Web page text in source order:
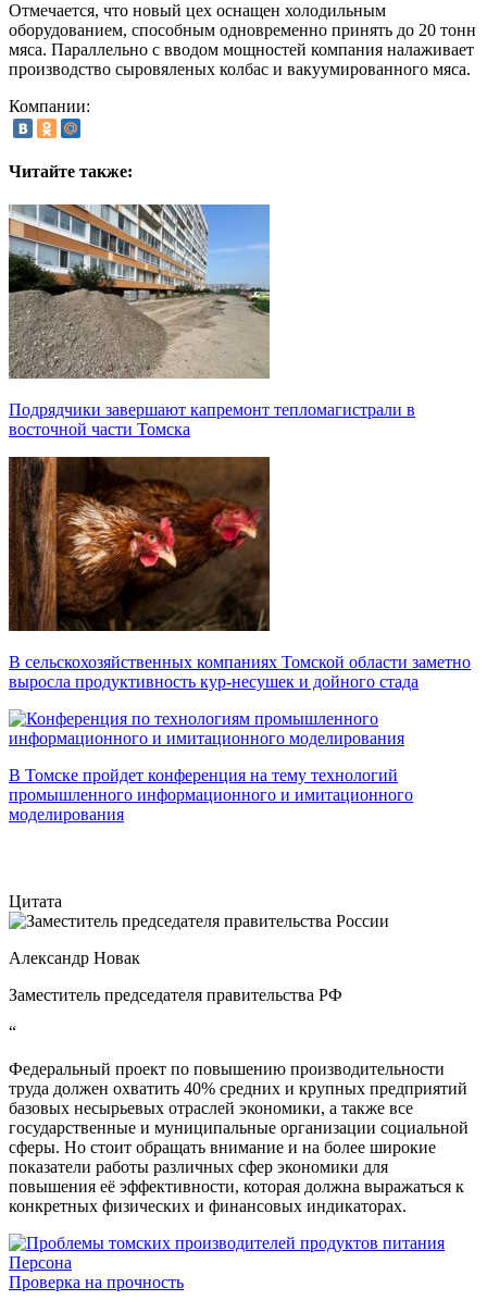
Отмечается, что новый цех оснащен холодильным
оборудованием, способным одновременно принять до 20 тонн
мяса. Параллельно с вводом мощностей компания налаживает
производство сыровяленых колбас и вакуумированного мяса.
Компании:
Читайте также:
Подрядчики завершают капремонт тепломагистрали в
восточной части Томска
В сельскохозяйственных компаниях Томской области заметно
выросла продуктивность кур-несушек и дойного стада
В Томске пройдет конференция на тему технологий
промышленного информационного и имитационного
моделирования
Цитата
Александр Новак
Заместитель председателя правительства РФ
“
Федеральный проект по повышению производительности
труда должен охватить 40% средних и крупных предприятий
базовых несырьевых отраслей экономики, а также все
государственные и муниципальные организации социальной
сферы. Но стоит обращать внимание и на более широкие
показатели работы различных сфер экономики для
повышения её эффективности, которая должна выражаться к
конкретных физических и финансовых индикаторах.
Персона
Проверка на прочность